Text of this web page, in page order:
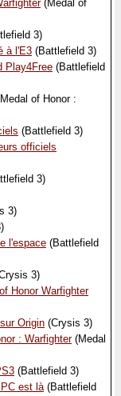
(Medal of
3)
à l'E3 (Battlefield 3)
Play4Free (Battlefield
of Honor :
(Battlefield 3)
officiels
3)
3)
l'espace (Battlefield
3)
Honor Warfighter
Origin (Crysis 3)
: Warfighter(Medal
(Battlefield 3)
est là(Battlefield